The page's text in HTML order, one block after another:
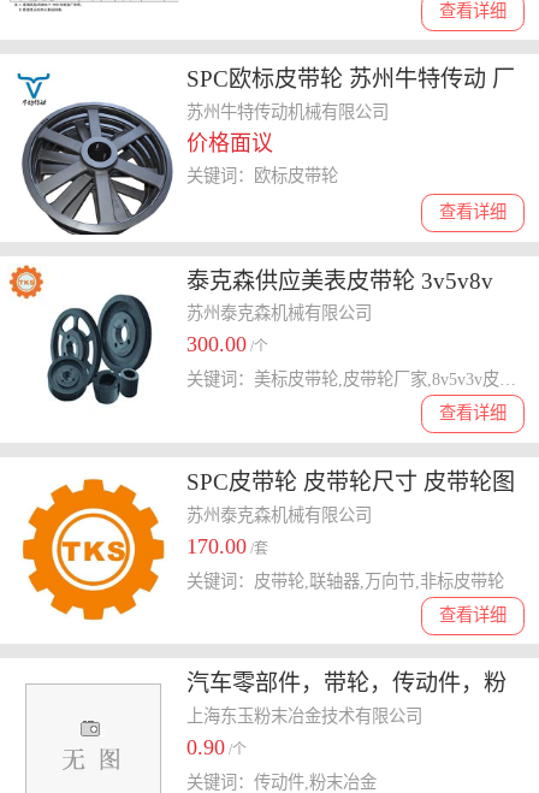
查看详细
SPC欧标皮带轮 苏州牛特传动 厂
家直销 可定制
苏州牛特传动机械有限公司
价格面议
查看详细
关键词：欧标皮带轮
泰克森供应美表皮带轮 3v5v8v
苏州泰克森机械有限公司
300.00 /个
查看详细
关键词：美标皮带轮,皮带轮厂家,8v5v3v皮带轮
SPC皮带轮 皮带轮尺寸 皮带轮图
纸 联轴器厂家
苏州泰克森机械有限公司
170.00 /套
查看详细
关键词：皮带轮,联轴器,万向节,非标皮带轮
汽车零部件，带轮，传动件，粉
末冶金制品，铁基/不锈钢/铝基
上海东玉粉末冶金技术有限公司
0.90 /个
关键词：传动件,粉末冶金